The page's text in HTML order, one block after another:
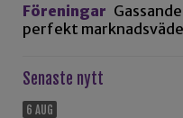
Föreningar
perfekt
Senaste nytt
6 AUG